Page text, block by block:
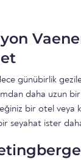
günübirlik
daha uzun
bir otel veya
seyahat ister